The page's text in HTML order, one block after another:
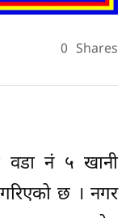
0 Shares
वडा नं ५ खानी
गरिएको छ । नगर